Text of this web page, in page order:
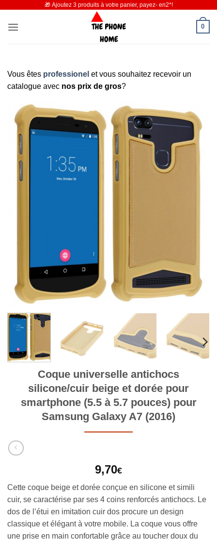
contenu
🎁 Ajoutez 3 produits à votre panier, payez- en2*!
0
Vous êtes professionel et vous souhaitez recevoir un
catalogue avec nos prix de gros?
Coque universelle antichocs
silicone/cuir beige et dorée pour
smartphone (5.5 à 5.7 pouces) pour
Samsung Galaxy A7 (2016)
9,70€
Cette coque beige et dorée conçue en silicone et simili
cuir, se caractérise par ses 4 coins renforcés antichocs. Le
dos de l’étui en imitation cuir dos procure un design
classique et élégant à votre mobile. La coque vous offre
une prise en main confortable grâce au toucher doux du